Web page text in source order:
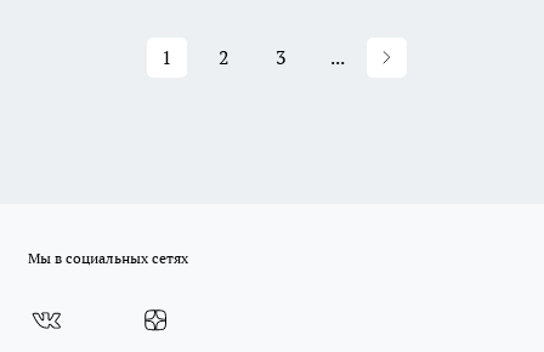
1 2 3 ...
Мы в социальных сетях